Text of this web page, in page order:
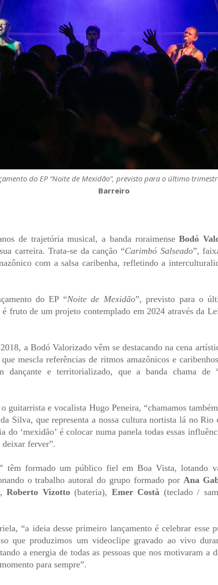
do EP “Noite de Mexidão”, previsto para o último
Barreiro
de trajetória musical, a banda roraimenseBodó
carreira. Trata-se da canção “Carimbó Salseado”,
com a salsa caribenha, refletindo a
do EP “Noite de Mexidão”, previsto para o
fruto de um projeto contemplado em 2024 através da
a Bodó Valorizado vêm se destacando na cena
mescla referências de ritmos amazônicos e
dançante e territorializado, que a banda chama de
guitarrista e vocalista Hugo Peneira, “chamamos
Silva, que representa a nossa cultura nortista lá no Rio
do ‘mexidão’ é colocar numa panela todas essas
ferver”.
têm formado um público fiel em Boa Vista, lotando
o trabalho autoral do grupo formado por Ana
Roberto Vizotto(bateria), Emer Costà (teclado /
“a ideia desse primeiro lançamento é celebrar esse
que produzimos um videoclipe gravado ao vivo
a energia de todas as pessoas que nos motivaram a
para sempre”.